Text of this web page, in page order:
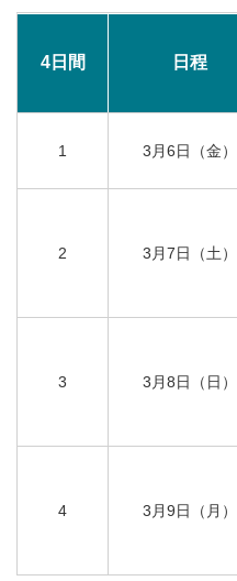
4日間 日程
1 3月6日（金）
2 3月7日（土）
3 3月8日（日）
4 3月9日（月）